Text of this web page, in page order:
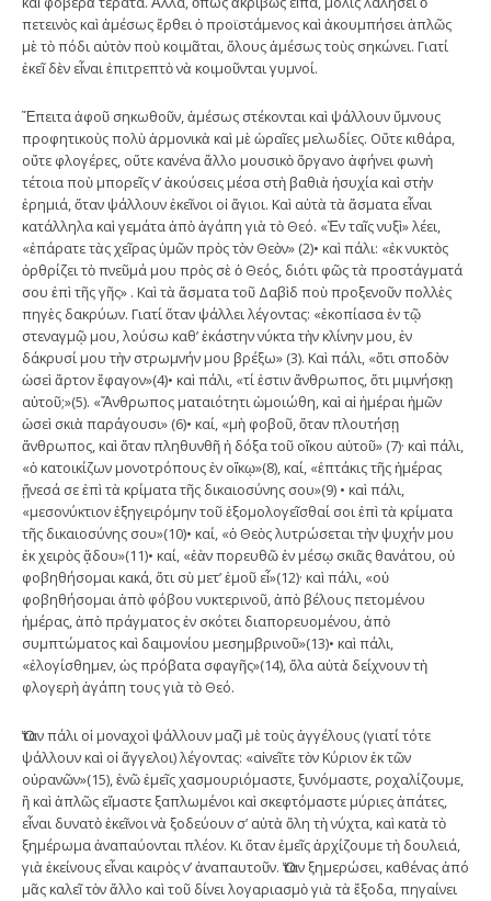
πετεινὸς καὶ ἀμέσως ἔρθει ὁ προϊστάμενος καὶ ἀκουμπήσει ἁπλῶς
μὲ τὸ πόδι αὐτὸν ποὺ κοιμᾶται, ὅλους ἀμέσως τοὺς σηκώνει. Γιατί
ἐκεῖ δὲν εἶναι ἐπιτρεπτὸ νὰ κοιμοῦνται γυμνοί.
Ἔπειτα ἀφοῦ σηκωθοῦν, ἀμέσως στέκονται καὶ ψάλλουν ὕμνους
προφητικοὺς πολὺ ἁρμονικὰ καὶ μὲ ὡραῖες μελωδίες. Οὔτε κιθάρα,
οὔτε φλογέρες, οὔτε κανένα ἄλλο μουσικὸ ὄργανο ἀφήνει φωνὴ
τέτοια ποὺ μπορεῖς ν’ ἀκούσεις μέσα στὴ βαθιὰ ἡσυχία καὶ στὴν
ἐρημιά, ὅταν ψάλλουν ἐκεῖνοι οἱ ἅγιοι. Καὶ αὐτὰ τὰ ἄσματα εἶναι
κατάλληλα καὶ γεμάτα ἀπὸ ἀγάπη γιὰ τὸ Θεό. «Ἐν ταῖς νυξὶ» λέει,
«ἐπάρατε τὰς χεῖρας ὑμῶν πρὸς τὸν Θεὸν» (2)• καὶ πάλι: «ἐκ νυκτὸς
ὀρθρίζει τὸ πνεῦμά μου πρὸς σὲ ὁ Θεός, διότι φῶς τὰ προστάγματά
σου ἐπὶ τῆς γῆς» . Καὶ τὰ ἄσματα τοῦ Δαβὶδ ποὺ προξενοῦν πολλὲς
πηγὲς δακρύων. Γιατί ὅταν ψάλλει λέγοντας: «ἐκοπίασα ἐν τῷ
στεναγμῷ μου, λούσω καθ’ ἑκάστην νύκτα τὴν κλίνην μου, ἐν
δάκρυσί μου τὴν στρωμνήν μου βρέξω» (3). Καὶ πάλι, «ὅτι σποδὸν
ὡσεὶ ἄρτον ἔφαγον»(4)• καὶ πάλι, «τί ἐστιν ἄνθρωπος, ὅτι μιμνήσκῃ
αὐτοῦ;»(5). «Ἄνθρωπος ματαιότητι ὡμοιώθη, καὶ αἱ ἡμέραι ἡμῶν
ὡσεὶ σκιὰ παράγουσι» (6)• καί, «μὴ φοβοῦ, ὅταν πλουτήσῃ
ἄνθρωπος, καὶ ὅταν πληθυνθῆ ἡ δόξα τοῦ οἴκου αὐτοῦ» (7)· καὶ πάλι,
«ὁ κατοικίζων μονοτρόπους ἐν οἴκῳ»(8), καί, «ἑπτάκις τῆς ἡμέρας
ᾔνεσά σε ἐπὶ τὰ κρίματα τῆς δικαιοσύνης σου»(9) • καὶ πάλι,
«μεσονύκτιον ἐξηγειρόμην τοῦ ἐξομολογεῖσθαί σοι ἐπὶ τὰ κρίματα
τῆς δικαιοσύνης σου»(10)• καί, «ὁ Θεὸς λυτρώσεται τὴν ψυχήν μου
ἐκ χειρὸς ᾅδου»(11)• καί, «ἐὰν πορευθῶ ἐν μέσῳ σκιᾶς θανάτου, οὐ
φοβηθήσομαι κακά, ὅτι σὺ μετ’ ἐμοῦ εἶ»(12)· καὶ πάλι, «οὐ
φοβηθήσομαι ἀπὸ φόβου νυκτερινοῦ, ἀπὸ βέλους πετομένου
ἡμέρας, ἀπὸ πράγματος ἐν σκότει διαπορευομένου, ἀπὸ
συμπτώματος καὶ δαιμονίου μεσημβρινοῦ»(13)• καὶ πάλι,
«ἐλογίσθημεν, ὡς πρόβατα σφαγῆς»(14), ὅλα αὐτὰ δείχνουν τὴ
φλογερὴ ἀγάπη τους γιὰ τὸ Θεό.
Ὅταν πάλι οἱ μοναχοὶ ψάλλουν μαζὶ μὲ τοὺς ἀγγέλους (γιατί τότε
ψάλλουν καὶ οἰ ἄγγελοι) λέγοντας: «αἰνεῖτε τὸν Κύριον ἐκ τῶν
οὐρανῶν»(15), ἐνῶ ἐμεῖς χασμουριόμαστε, ξυνόμαστε, ροχαλίζουμε,
ἢ καὶ ἁπλῶς εἴμαστε ξαπλωμένοι καὶ σκεφτόμαστε μύριες ἀπάτες,
εἶναι δυνατὸ ἐκεῖνοι νὰ ξοδεύουν σ’ αὐτὰ ὅλη τὴ νύχτα, καὶ κατὰ τὸ
ξημέρωμα ἀναπαύονται πλέον. Κι ὅταν ἐμεῖς ἀρχίζουμε τὴ δουλειά,
γιὰ ἐκείνους εἶναι καιρὸς ν’ ἀναπαυτοῦν. Ὅταν ξημερώσει, καθένας ἀπό
μᾶς καλεῖ τὸν ἄλλο καὶ τοῦ δίνει λογαριασμὸ γιὰ τὰ ἔξοδα, πηγαίνει